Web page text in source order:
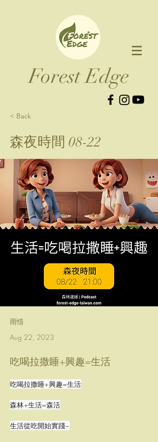
Forest Edge​
< Back
森夜時間 08-22
雨愔
Aug 22, 2023
吃喝拉撒睡+興趣=生活
吃喝拉撒睡+興趣=生活
森林+生活=森活
生活從吃開始實踐~